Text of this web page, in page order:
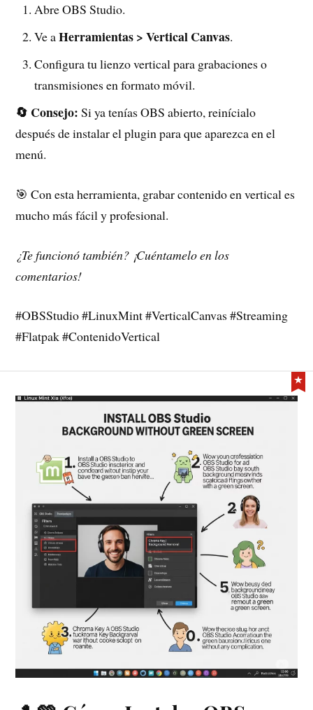
Abre OBS Studio.
Ve aHerramientas > Vertical Canvas.
Configura tu lienzo vertical para grabaciones o
transmisiones en formato móvil.
🔄 Consejo: Si ya tenías OBS abierto, reinícialo
después de instalar el plugin para que aparezca en el
menú.
🎯 Con esta herramienta, grabar contenido en vertical es
mucho más fácil y profesional.
¿Te funcionó también? ¡Cuéntamelo en los
comentarios!
#OBSStudio #LinuxMint #VerticalCanvas #Streaming
#Flatpak #ContenidoVertical